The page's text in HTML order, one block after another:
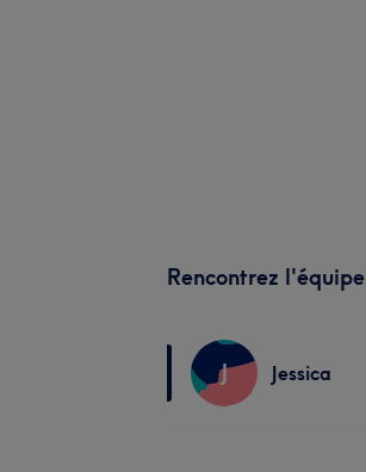
Rencontrez l'équipe
J Jessica